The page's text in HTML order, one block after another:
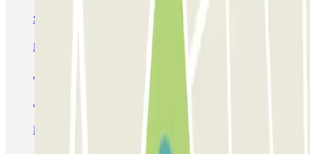
SABA Estádio Universitário de Lisboa
Liberdade Rua Alexandre Braga
JETPARK Aeroporto Lisboa - coberto
JETPARK Aeroporto Lisboa - descoberto
EASYPARKING Aeroporto Lisboa - P&R - coberto